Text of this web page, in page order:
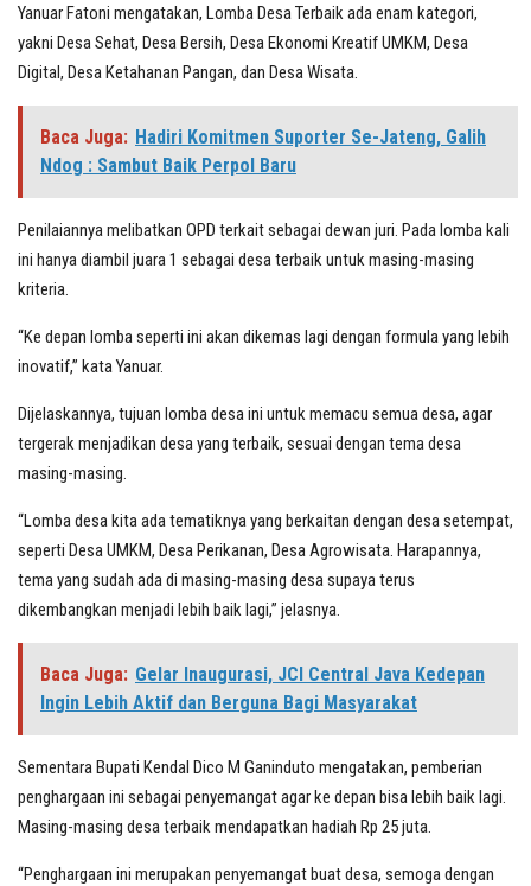
Yanuar Fatoni mengatakan, Lomba Desa Terbaik ada enam kategori,
yakni Desa Sehat, Desa Bersih, Desa Ekonomi Kreatif UMKM, Desa
Digital, Desa Ketahanan Pangan, dan Desa Wisata.
Baca Juga: Hadiri Komitmen Suporter Se-Jateng, Galih
Ndog : Sambut Baik Perpol Baru
Penilaiannya melibatkan OPD terkait sebagai dewan juri. Pada lomba kali
ini hanya diambil juara 1 sebagai desa terbaik untuk masing-masing
kriteria.
“Ke depan lomba seperti ini akan dikemas lagi dengan formula yang lebih
inovatif,” kata Yanuar.
Dijelaskannya, tujuan lomba desa ini untuk memacu semua desa, agar
tergerak menjadikan desa yang terbaik, sesuai dengan tema desa
masing-masing.
“Lomba desa kita ada tematiknya yang berkaitan dengan desa setempat,
seperti Desa UMKM, Desa Perikanan, Desa Agrowisata. Harapannya,
tema yang sudah ada di masing-masing desa supaya terus
dikembangkan menjadi lebih baik lagi,” jelasnya.
Baca Juga: Gelar Inaugurasi, JCI Central Java Kedepan
Ingin Lebih Aktif dan Berguna Bagi Masyarakat
Sementara Bupati Kendal Dico M Ganinduto mengatakan, pemberian
penghargaan ini sebagai penyemangat agar ke depan bisa lebih baik lagi.
Masing-masing desa terbaik mendapatkan hadiah Rp 25 juta.
“Penghargaan ini merupakan penyemangat buat desa, semoga dengan